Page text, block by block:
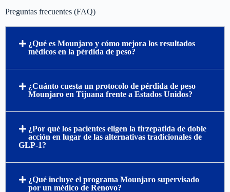
saludable y feliz. En Renovo Health and Beauty, su salud es nuestra
Renovo Health and Beauty está ubicado en Tijuana y no puede
nuestros pacientes nos vean en persona antes de dispensar cualquier
Preguntas frecuentes (FAQ)
¿Qué es Mounjaro y cómo mejora los resultados
médicos en la pérdida de peso?
Mounjaro en Tijuana frente a Estados Unidos?